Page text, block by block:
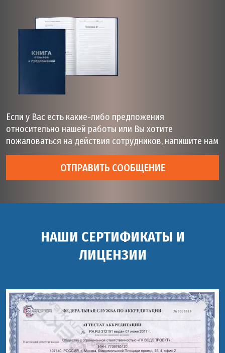
Если у Вас есть какие-либо предложения
относительно нашей работы или Вы хотите
пожаловаться на действия сотрудников, напишите нам
ОТПРАВИТЬ СООБЩЕНИЕ
НАШИ СЕРТИФИКАТЫ И
ЛИЦЕНЗИИ